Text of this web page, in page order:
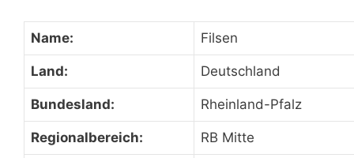
Name: Filsen
Land: Deutschland
Bundesland: Rheinland-Pfalz
Regionalbereich: RB Mitte